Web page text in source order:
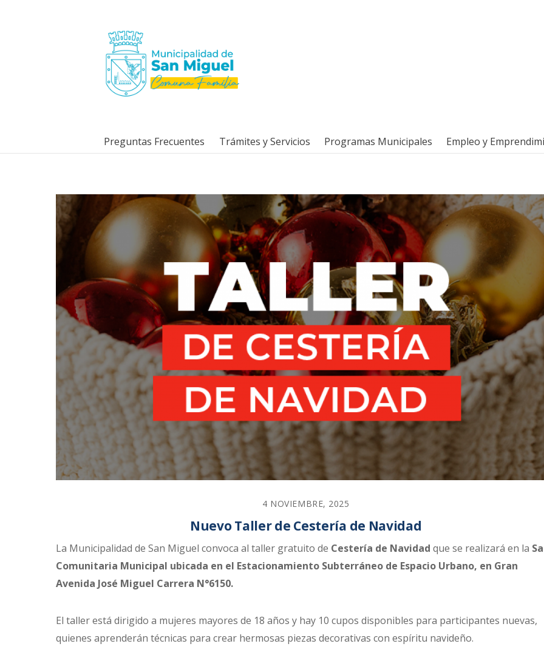
Preguntas Frecuentes Trámites y Servicios Programas Municipales Empleo y
4 NOVIEMBRE, 2025
Nuevo Taller de Cestería de Navidad
La Municipalidad de San Miguel convoca al taller gratuito de Cestería de Navidad que se realizará en la
Comunitaria Municipal ubicada en el Estacionamiento Subterráneo de Espacio Urbano, en Gran
Avenida José Miguel Carrera N°6150.
El taller está dirigido a mujeres mayores de 18 años y hay 10 cupos disponibles para participantes nuevas,
quienes aprenderán técnicas para crear hermosas piezas decorativas con espíritu navideño.